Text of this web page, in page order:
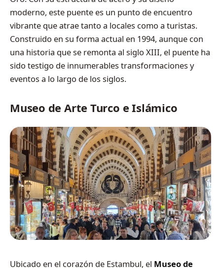
moderno, este puente es un punto de encuentro
vibrante que atrae tanto a locales como a turistas.
Construido en su forma actual en 1994, aunque con
una historia que se remonta al siglo XIII, el puente ha
sido testigo de innumerables transformaciones y
eventos a lo largo de los siglos.
Museo de Arte Turco e Islámico
Ubicado en el corazón de Estambul, el Museo de